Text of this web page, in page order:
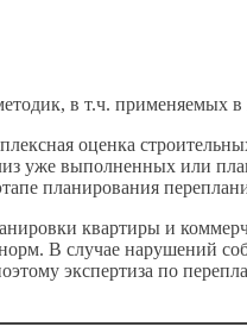
в т.ч. применяемых в
оценка
уже выполненных или
планирования
квартиры и
В случае нарушений
экспертиза по